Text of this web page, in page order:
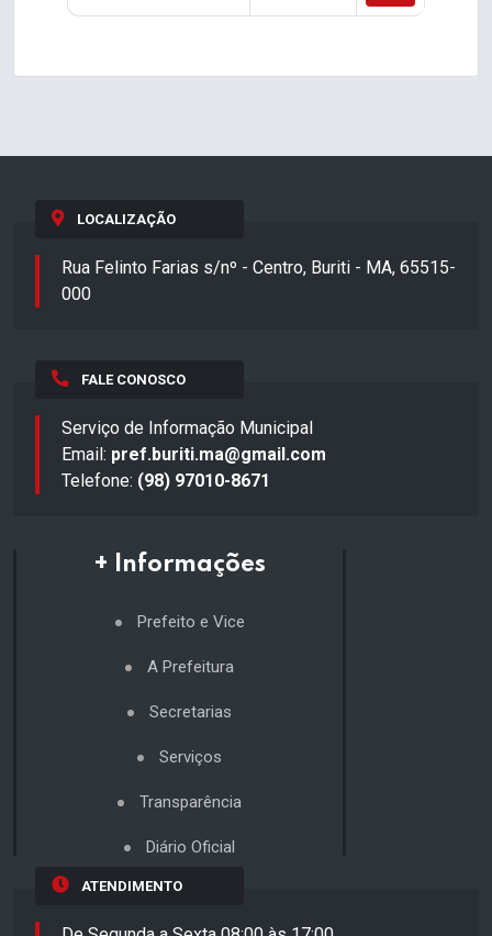
LOCALIZAÇÃO
Rua Felinto Farias s/nº - Centro, Buriti - MA, 65515-
000
FALE CONOSCO
Serviço de Informação Municipal
Email: pref.buriti.ma@gmail.com
Telefone: (98) 97010-8671
+ Informações
Prefeito e Vice
A Prefeitura
Secretarias
Serviços
Transparência
Diário Oficial
ATENDIMENTO